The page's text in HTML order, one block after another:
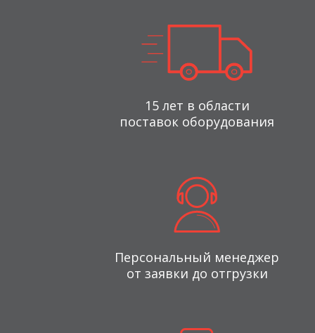
15 лет в области
поставок оборудования
Персональный менеджер
от заявки до отгрузки